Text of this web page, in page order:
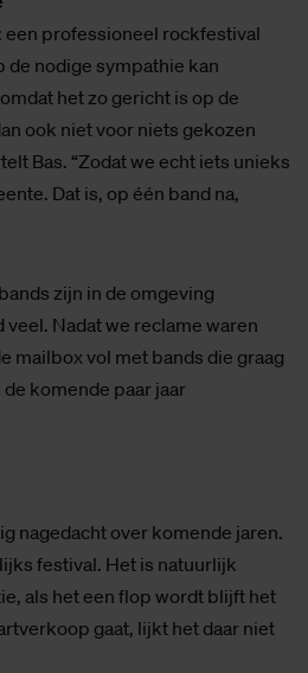
een professioneel rockfestival
de nodige sympathie kan
het zo gericht is op de
ook niet voor niets gekozen
Bas. “Zodat we echt iets unieks
Dat is, op één band na,
zijn in de omgeving
veel. Nadat we reclame waren
mailbox vol met bands die graag
komende paar jaar
nagedacht over komende jaren.
festival. Het is natuurlijk
als het een flop wordt blijft het
gaat, lijkt het daar niet